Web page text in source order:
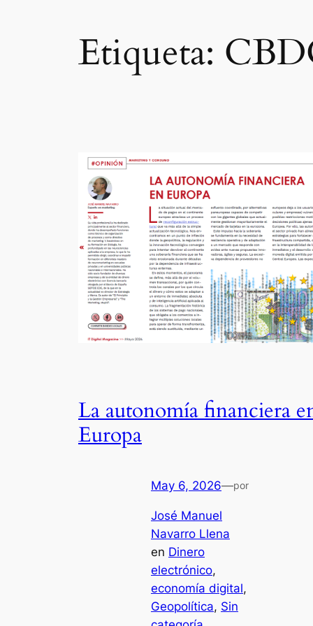
Etiqueta:
La autonomía financiera
Europa
May 6, 2026—por
José Manuel
Navarro Llena
en Dinero
electrónico
economía digital
Geopolítica, Sin